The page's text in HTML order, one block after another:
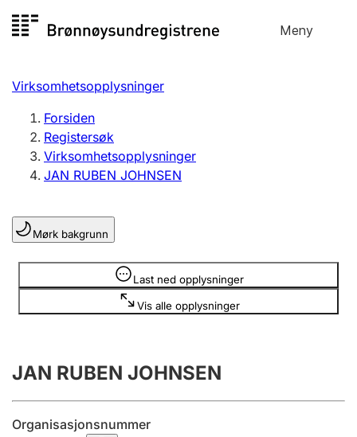
til
Meny
Registersøk
Aksjeselskap
Enkeltpersonforetak
Registrere, endre, slette
Lag og forening
Registrere, endre, slette
Årsregnskap
Innsending og forsinkelsesgebyr
Virksomhetsopplysninger
Forsiden
Registersøk
Virksomhetsopplysninger
JAN RUBEN JOHNSEN
Mørk bakgrunn
Last ned opplysninger
Vis alle opplysninger
Opplysninger er skjult
JAN RUBEN JOHNSEN
Organisasjonsnummer